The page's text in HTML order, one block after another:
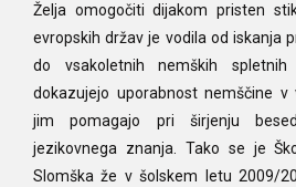
Želja omogočiti dijakom pristen
evropskih držav je vodila od iskanja
do vsakoletnih nemških
dokazujejo uporabnost nemščine v
jim pomagajo pri širjenju
jezikovnega znanja. Tako se je
Slomška že v šolskem letu 2009/